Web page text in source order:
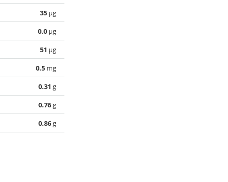
35 µg
0.0 µg
51 µg
0.5 mg
0.31 g
0.76g
0.86g